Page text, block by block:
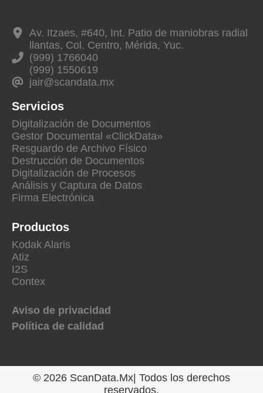
Av. Itzaes, #640, Int. Patio de maniobras radial
llantas, Col. Centro, Mérida, Yuc.
(999) 1766040
(999) 1550619
jair@scandata.mx
Servicios
Digitalización de Documentos
Gestor Documental «ClickData»
Resguardo de Archivo Físico
Destrucción de Documentos
Digitalización de Procesos
Análisis y Captura de Datos
Firma Electrónica
Productos
Kodak Alaris
Atiz
I2S
Contex
Aviso de privacidad
Política de calidad
© 2026 ScanData.Mx| Todos los derechos
reservados.